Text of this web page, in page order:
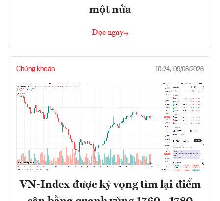
một nửa
Đọc ngay
Chứng khoán 10:24, 09/08/2026
VN-Index được kỳ vọng tìm lại điểm